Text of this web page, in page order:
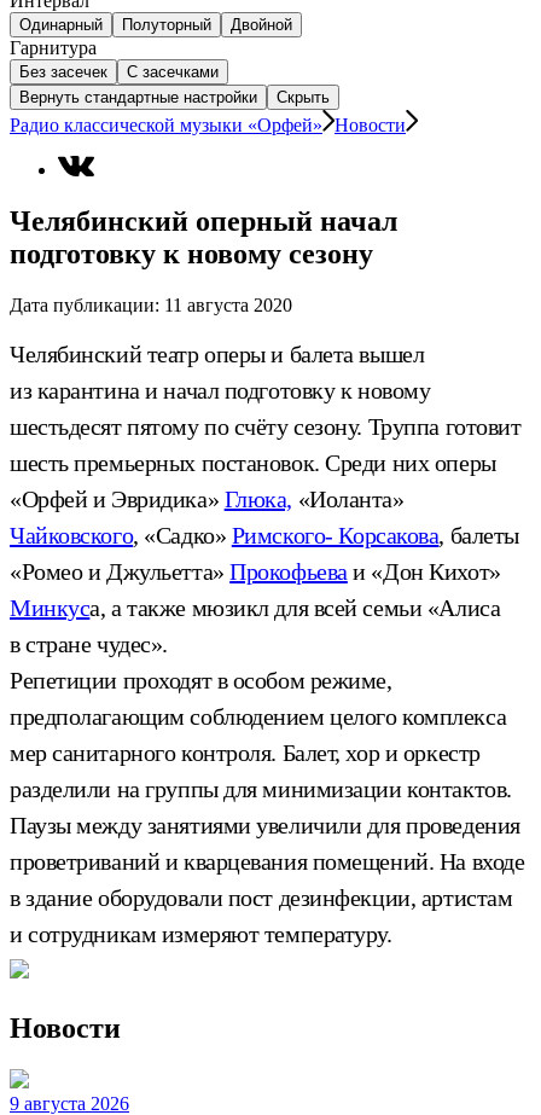
Одинарный Полуторный Двойной
Гарнитура
Без засечек
С засечками
Вернуть стандартные настройки
Скрыть
Радио классической музыки «Орфей» Новости
Челябинский оперный начал
подготовку к новому сезону
Дата публикации: 11 августа 2020
Челябинский театр оперы и балета вышел
из карантина и начал подготовку к новому
шестьдесят пятому по счёту сезону. Труппа готовит
шесть премьерных постановок. Среди них оперы
«Орфей и Эвридика» Глюка, «Иоланта»
Чайковского, «Садко» Римского- Корсакова, балеты
«Ромео и Джульетта»Прокофьева и «Дон Кихот»
Минкуса, а также мюзикл для всей семьи «Алиса
в стране чудес».
Репетиции проходят в особом режиме,
предполагающим соблюдением целого комплекса
мер санитарного контроля. Балет, хор и оркестр
разделили на группы для минимизации контактов.
Паузы между занятиями увеличили для проведения
проветриваний и кварцевания помещений. На входе
в здание оборудовали пост дезинфекции, артистам
и сотрудникам измеряют температуру.
Новости
9 августа 2026